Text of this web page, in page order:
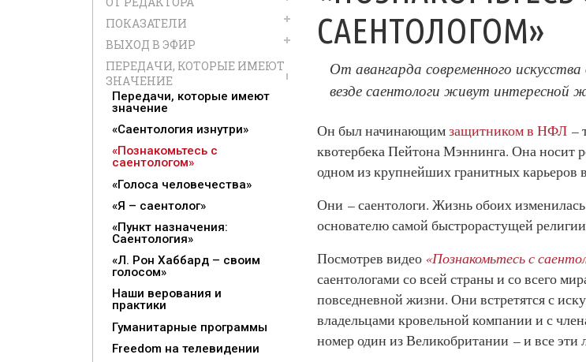
ПОКАЗАТЕЛИ
ВЫХОД В ЭФИР
ПЕРЕДАЧИ, КОТОРЫЕ ИМЕЮТ
ЗНАЧЕНИЕ
Передачи, которые имеют
значение
«Саентология изнутри»
«Познакомьтесь с
саентологом»
«Голоса человечества»
«Я – саентолог»
«Пункт назначения:
Саентология»
«Л. Рон Хаббард – своим
голосом»
Наши верования и
практики
Гуманитарные программы
Freedom на телевидении
САЕНТОЛОГОМ»
От авангарда современного
везде саентологи живут интересной
Он был начинающимзащитником в НФЛ –
квотербека Пейтона Мэннинга. Она носит
одном из крупнейших гранитных карьеров
Они – саентологи. Жизнь обоих изменилась
основателю самой быстрорастущей
Посмотрев видео «Познакомьтесь с
саентологами со всей страны и со всего
повседневной жизни. Они встретятся с
владельцами кровельной компании и с
номер один из Великобритании – и все эти